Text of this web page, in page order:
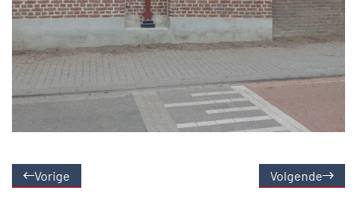
Vorige Volgende